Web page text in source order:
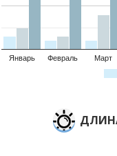
Январь Февраль Март